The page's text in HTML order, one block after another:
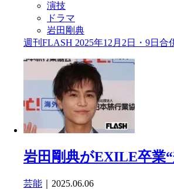
演技
ドラマ
岩田剛典
週刊FLASH 2025年12月2日・9日合
岩田剛典がEXILE卒業
芸能 ｜2025.06.06